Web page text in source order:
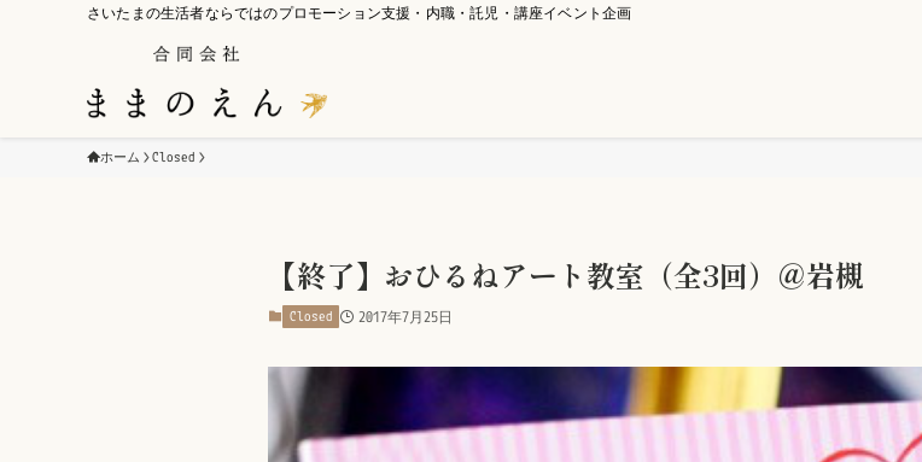
さいたまの生活者ならではのプロモーション支援・内職・託児・講座イベント企画
ホーム Closed
【終了】おひるねアート教室（全3回）＠岩槻
Closed 2017年7月25日